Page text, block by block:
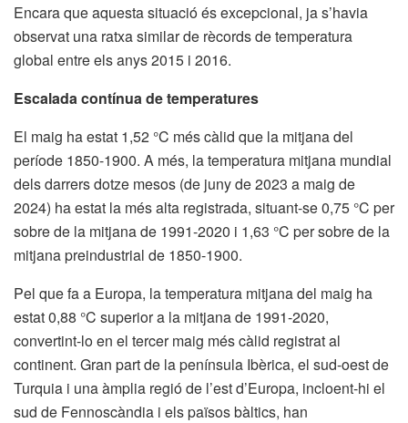
Encara que aquesta situació és excepcional, ja s’havia
observat una ratxa similar de rècords de temperatura
global entre els anys 2015 i 2016.
Escalada contínua de temperatures
El maig ha estat 1,52 °C més càlid que la mitjana del
període 1850-1900. A més, la temperatura mitjana mundial
dels darrers dotze mesos (de juny de 2023 a maig de
2024) ha estat la més alta registrada, situant-se 0,75 °C per
sobre de la mitjana de 1991-2020 i 1,63 °C per sobre de la
mitjana preindustrial de 1850-1900.
Pel que fa a Europa, la temperatura mitjana del maig ha
estat 0,88 °C superior a la mitjana de 1991-2020,
convertint-lo en el tercer maig més càlid registrat al
continent. Gran part de la península Ibèrica, el sud-oest de
Turquia i una àmplia regió de l’est d’Europa, incloent-hi el
sud de Fennoscàndia i els països bàltics, han